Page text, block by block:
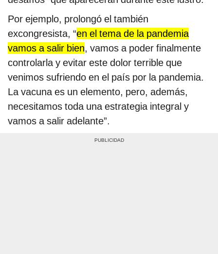
Por ejemplo, prolongó el también
excongresista, “en el tema de la pandemia
vamos a salir bien, vamos a poder finalmente
controlarla y evitar este dolor terrible que
venimos sufriendo en el país por la pandemia.
La vacuna es un elemento, pero, además,
necesitamos toda una estrategia integral y
vamos a salir adelante”.